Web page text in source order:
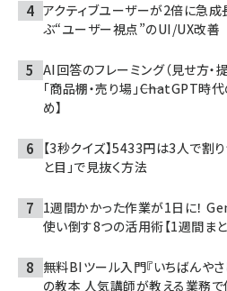
アクティブユーザーが2倍に急成
ぶ“ユーザー視点”のUI/UX改善
AI回答のフレーミング（見せ方・
「商品棚・売り場」――ChatGPT時
め】
【3秒クイズ】5433円は3人で割
と目」で見抜く方法
1週間かかった作業が1日に！
使い倒す8つの活用術【1週間まと
無料BIツール入門『いちばんや
の教本 人気講師が教える業務で